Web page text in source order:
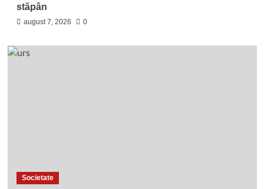
stăpân
august 7, 2026 0
Societate